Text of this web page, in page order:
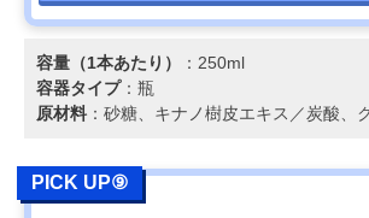
容量（1本あたり）
：250ml
容器タイプ：瓶
原材料 ：砂糖、キナノ樹皮エキス／炭酸、
PICK UP⑨